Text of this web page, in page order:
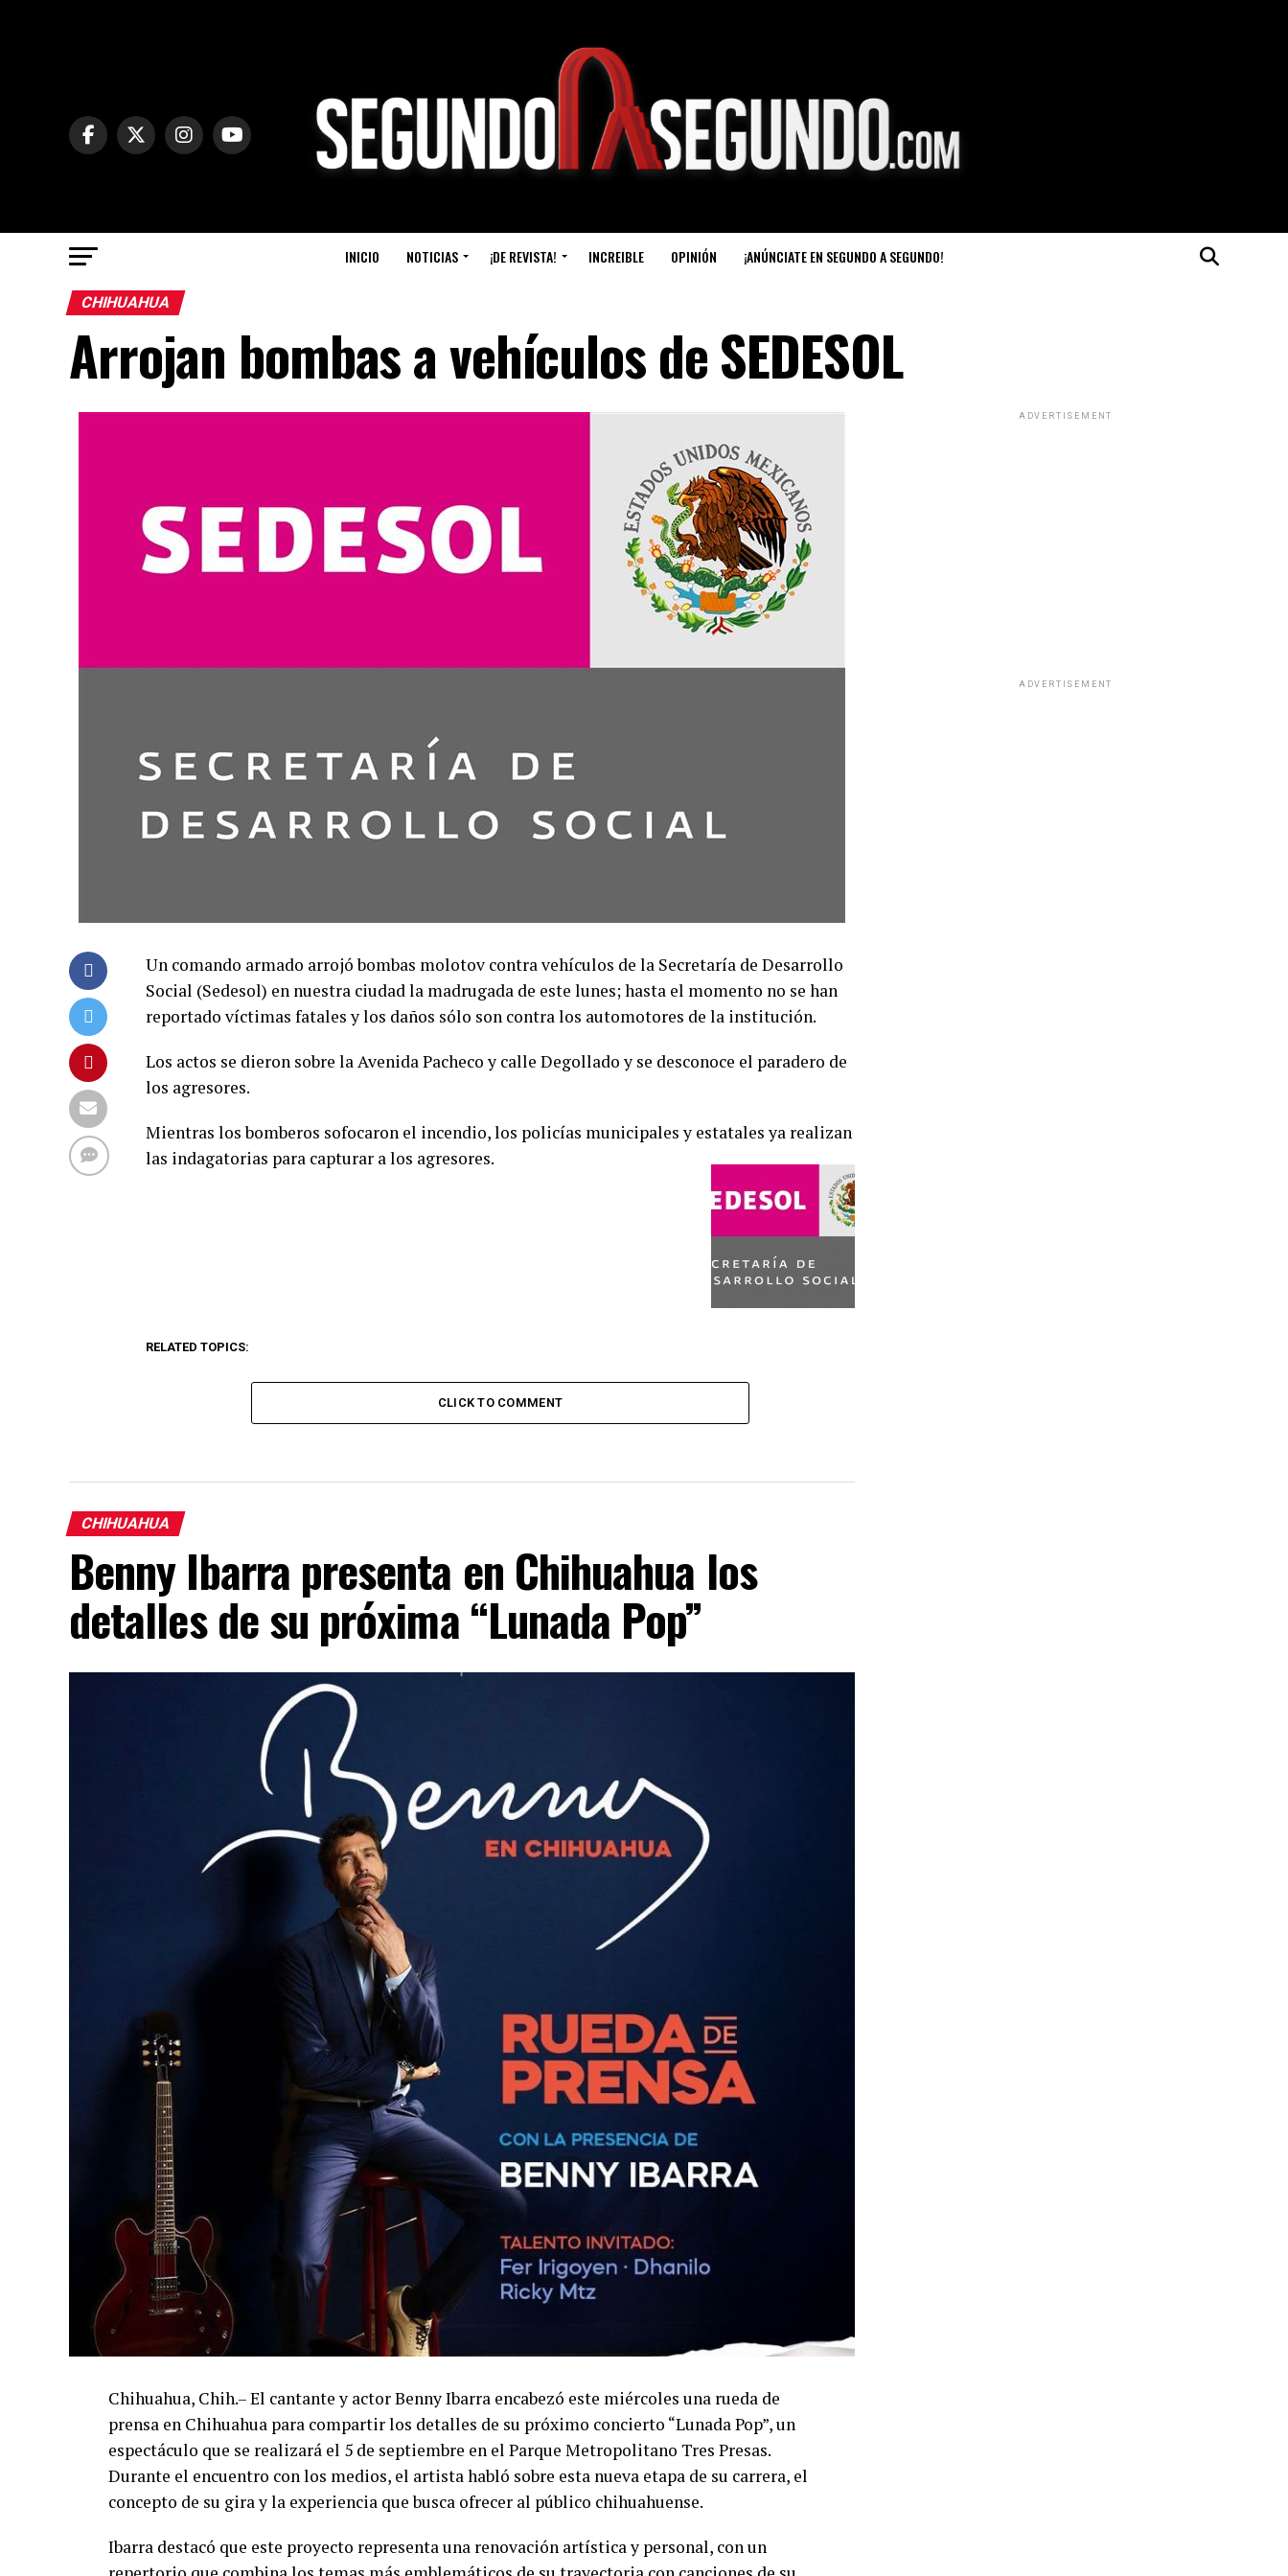
INICIO NOTICIAS ¡DE REVISTA! INCREIBLE OPINIÓN ¡ANÚNCIATE EN SEGUNDO A SEGUNDO!
CHIHUAHUA
Arrojan bombas a vehículos de SEDESOL
Un comando armado arrojó bombas molotov contra vehículos de la Secretaría de Desarrollo
Social (Sedesol) en nuestra ciudad la madrugada de este lunes; hasta el momento no se han
reportado víctimas fatales y los daños sólo son contra los automotores de la institución.
Los actos se dieron sobre la Avenida Pacheco y calle Degollado y se desconoce el paradero de
los agresores.
Mientras los bomberos sofocaron el incendio, los policías municipales y estatales ya realizan
las indagatorias para capturar a los agresores.
RELATED TOPICS:
CLICK TO COMMENT
CHIHUAHUA
Benny Ibarra presenta en Chihuahua los
detalles de su próxima “Lunada Pop”
Chihuahua, Chih.– El cantante y actor Benny Ibarra encabezó este miércoles una rueda de
prensa en Chihuahua para compartir los detalles de su próximo concierto “Lunada Pop”, un
espectáculo que se realizará el 5 de septiembre en el Parque Metropolitano Tres Presas.
Durante el encuentro con los medios, el artista habló sobre esta nueva etapa de su carrera, el
concepto de su gira y la experiencia que busca ofrecer al público chihuahuense.
Ibarra destacó que este proyecto representa una renovación artística y personal, con un
ADVERTISEMENT
ADVERTISEMENT